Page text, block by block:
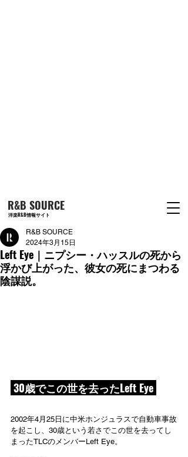
R&B SOURCE
洋楽R&B情報サイト
Left Eye｜ニプシー・ハッスルの死から
浮かび上がった、彼女の死にまつわる
陰謀説。
R&B SOURCE
2024年3月15日
30歳でこの世を去ったLeft Eye
2002年4月25日に中米ホンジュラスで自動車事故
を起こし、30歳という若さでこの世を去ってし
まったTLCのメンバーLeft Eye。